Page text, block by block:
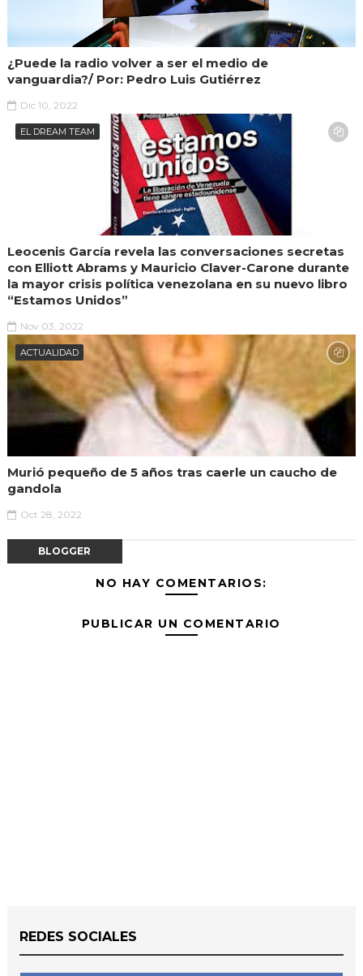
¿Puede la radio volver a ser el medio de
vanguardia?/ Por: Pedro Luis Gutiérrez
Dic 10, 2022
EL DREAM TEAM
Leocenis García revela las conversaciones secretas
con Elliott Abrams y Mauricio Claver-Carone durante
la mayor crisis política venezolana en su nuevo libro
“Estamos Unidos”
Nov 03, 2022
ACTUALIDAD
Murió pequeño de 5 años tras caerle un caucho de
gandola
Oct 28, 2022
BLOGGER
NO HAY COMENTARIOS:
PUBLICAR UN COMENTARIO
REDES SOCIALES